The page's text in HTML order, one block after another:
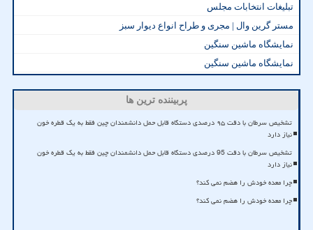
تبلیغات انتخابات مجلس
مستر گرین وال | مجری و طراح انواع دیوار سبز
نمایشگاه ماشین سنگین
نمایشگاه ماشین سنگین
پربیننده ترین ها
تشخیص سرطان با دقت ۹۵ درصدی دستگاه قابل حمل دانشمندان چین فقط به یک قطره خون
نیاز دارد
تشخیص سرطان با دقت 95 درصدی دستگاه قابل حمل دانشمندان چین فقط به یک قطره خون
نیاز دارد
چرا معده خودش را هضم نمی کند؟
چرا معده خودش را هضم نمی کند؟